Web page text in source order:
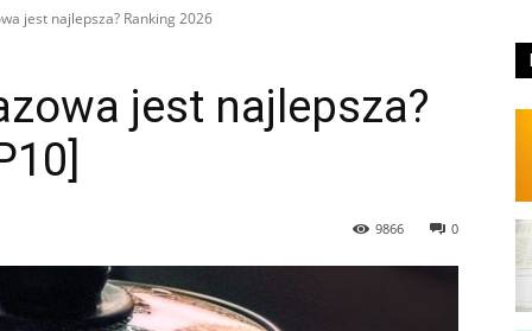
jest najlepsza? Ranking 2026
jest najlepsza?
0
9866